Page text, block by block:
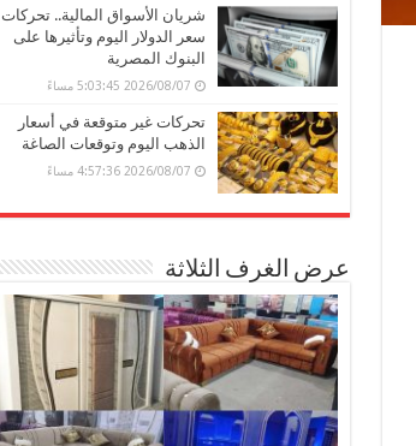
شريان الأسواق المالية.. تحركات
سعر الدولار اليوم وتأثيرها على
البنوك المصرية
2026/08/07 5:03:45 مساءً
تحركات غير متوقعة في أسعار
الذهب اليوم وتوقعات الصاغة
2026/08/07 4:57:36 مساءً
عرض الغرف الثلاثة